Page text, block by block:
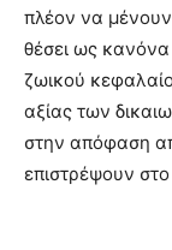
πλέον να
θέσει ως
ζωικού
αξίας των
στην απόφαση
επιστρέψουν